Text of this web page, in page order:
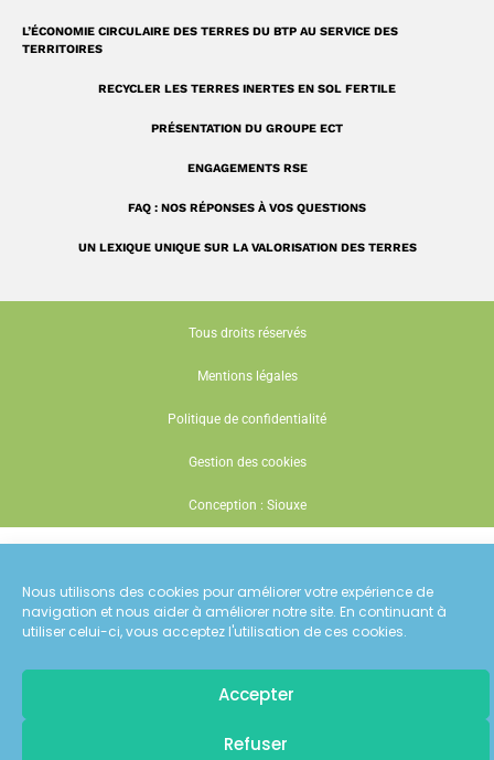
Nous utilisons des cookies pour améliorer votre expérience de
navigation et nous aider à améliorer notre site. En continuant à
utiliser celui-ci, vous acceptez l'utilisation de ces cookies.
Accepter
Refuser
L’ÉCONOMIE CIRCULAIRE DES TERRES DU BTP AU SERVICE DES
TERRITOIRES
RECYCLER LES TERRES INERTES EN SOL FERTILE
PRÉSENTATION DU GROUPE ECT
ENGAGEMENTS RSE
FAQ : NOS RÉPONSES À VOS QUESTIONS
UN LEXIQUE UNIQUE SUR LA VALORISATION DES TERRES
Tous droits réservés
Mentions légales
Politique de confidentialité
Gestion des cookies
Conception : Siouxe
les dernières actualités d'ECT